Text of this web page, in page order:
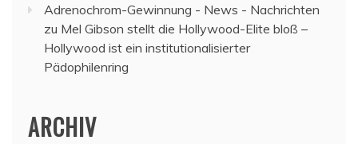
Adrenochrom-Gewinnung - News - Nachrichten
zu Mel Gibson stellt die Hollywood-Elite bloß –
Hollywood ist ein institutionalisierter
Pädophilenring
ARCHIV